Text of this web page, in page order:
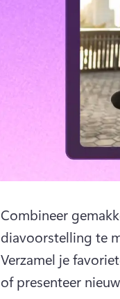
Combineer
Verzamel je
of presenteer